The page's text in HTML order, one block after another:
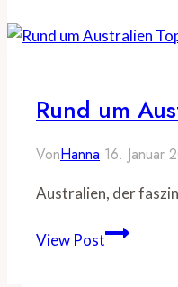
Rund um
VonHanna 16. Januar
Australien, der
View PostRund